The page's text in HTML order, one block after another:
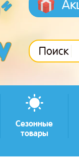
Поиск
Сезонные
товары